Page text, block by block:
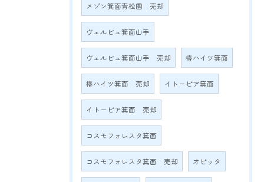
メゾン箕面青松園 売却
ヴェルビュ箕面山手
ヴェルビュ箕面山手 売却 椿ハイツ箕面
椿ハイツ箕面 売却 イトーピア箕面
イトーピア箕面 売却
コスモフォレスタ箕面
コスモフォレスタ箕面 売却 オピッタ